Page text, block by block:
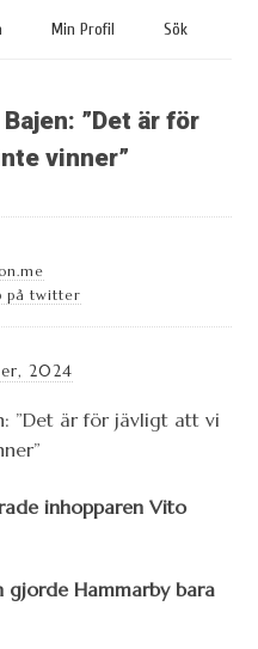
Min Profil Sök
”Det är för
vinner”
på twitter
2024
inhopparen Vito
gjorde Hammarby bara